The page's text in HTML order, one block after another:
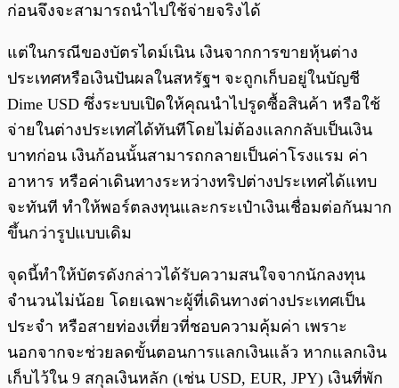
ก่อนจึงจะสามารถนำไปใช้จ่ายจริงได้
แต่ในกรณีของบัตรไดม์เนิน เงินจากการขายหุ้นต่าง
ประเทศหรือเงินปันผลในสหรัฐฯ จะถูกเก็บอยู่ในบัญชี
Dime USD ซึ่งระบบเปิดให้คุณนำไปรูดซื้อสินค้า หรือใช้
จ่ายในต่างประเทศได้ทันทีโดยไม่ต้องแลกกลับเป็นเงิน
บาทก่อน เงินก้อนนั้นสามารถกลายเป็นค่าโรงแรม ค่า
อาหาร หรือค่าเดินทางระหว่างทริปต่างประเทศได้แทบ
จะทันที ทำให้พอร์ตลงทุนและกระเป๋าเงินเชื่อมต่อกันมาก
ขึ้นกว่ารูปแบบเดิม
จุดนี้ทำให้บัตรดังกล่าวได้รับความสนใจจากนักลงทุน
จำนวนไม่น้อย โดยเฉพาะผู้ที่เดินทางต่างประเทศเป็น
ประจำ หรือสายท่องเที่ยวที่ชอบความคุ้มค่า เพราะ
นอกจากจะช่วยลดขั้นตอนการแลกเงินแล้ว หากแลกเงิน
เก็บไว้ใน 9 สกุลเงินหลัก (เช่น USD, EUR, JPY) เงินที่พัก